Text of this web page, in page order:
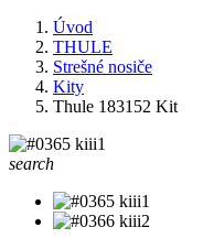
Úvod
THULE
Strešné nosiče
Kity
Thule 183152 Kit
search